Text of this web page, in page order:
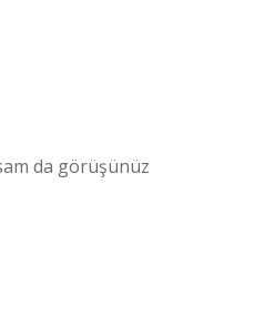
da görüşünüz